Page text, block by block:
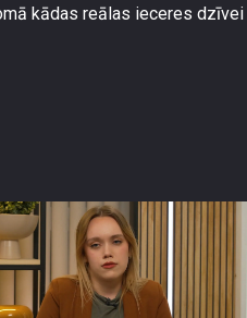
kādas reālas ieceres dzīvei